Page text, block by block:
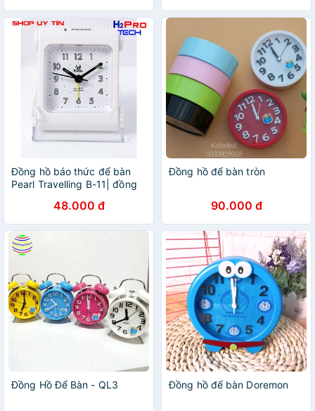
Đồng hồ báo thức để bàn
Pearl Travelling B-11| đồng
48.000 đ
Đồng hồ để bàn tròn
90.000 đ
Đồng Hồ Để Bàn - QL3 Đồng hồ để bàn Doremon